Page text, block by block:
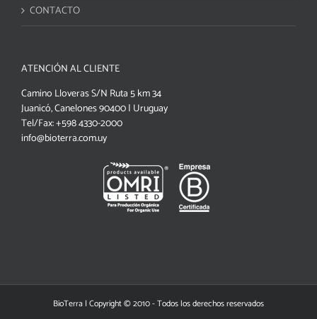
CONTACTO
ATENCIÓN AL CLIENTE
Camino Lloveras S/N Ruta 5 km 34
Juanicó, Canelones 90400 | Uruguay
Tel/Fax: +598 4330-2000
info@bioterra.com.uy
BioTerra | Copyright © 2010 - Todos los derechos reservados